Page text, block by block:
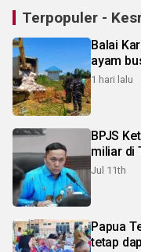
Terpopuler -
Balai
ayam
1 hari lalu
BPJS
miliar di
Jul 11th
Papua
tetap